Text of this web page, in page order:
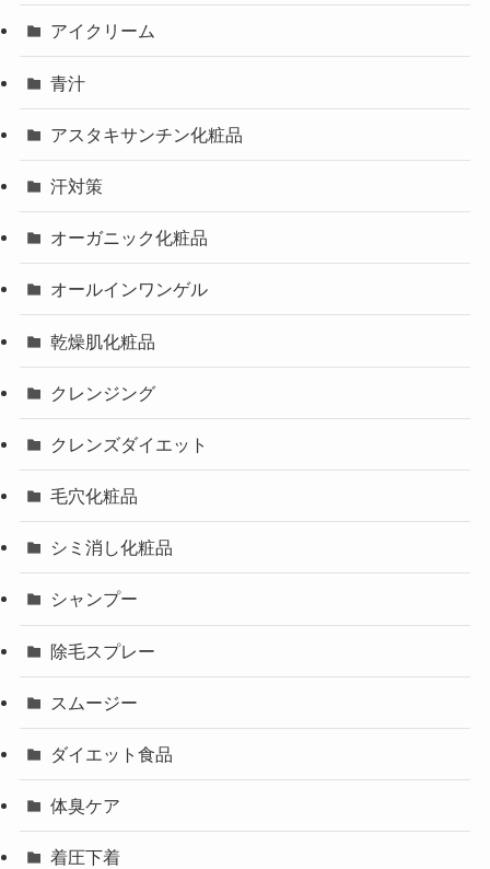
アイクリーム
青汁
アスタキサンチン化粧品
汗対策
オーガニック化粧品
オールインワンゲル
乾燥肌化粧品
クレンジング
クレンズダイエット
毛穴化粧品
シミ消し化粧品
シャンプー
除毛スプレー
スムージー
ダイエット食品
体臭ケア
着圧下着